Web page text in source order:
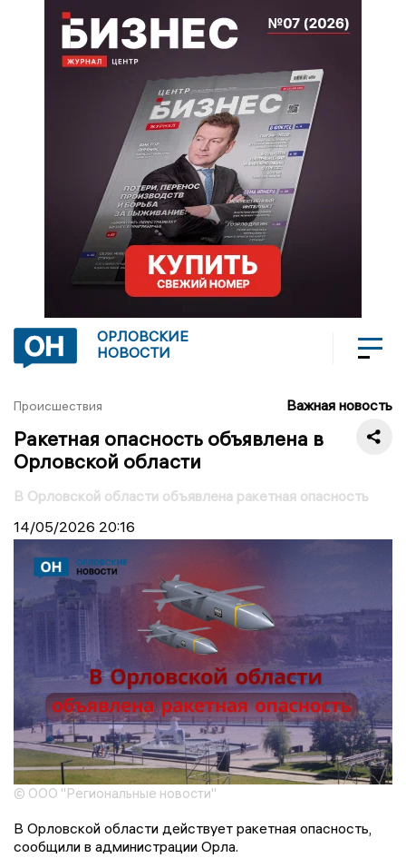
ОРЛОВСКИЕ
НОВОСТИ
Происшествия Важная новость
Ракетная опасность объявлена в
Орловской области
В Орловской области объявлена ракетная опасность
14/05/2026 20:16
© ООО "Региональные новости"
В Орловской области действует ракетная опасность,
сообщили в администрации Орла.